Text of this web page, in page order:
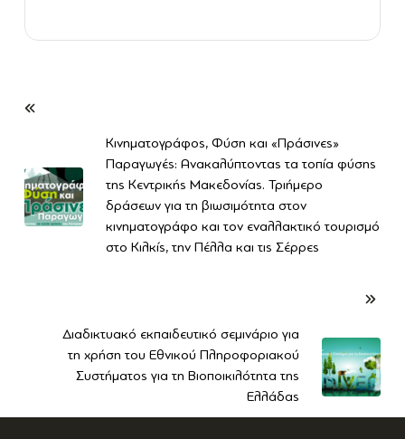
Κινηματογράφος, Φύση και «Πράσινες»
Παραγωγές: Ανακαλύπτοντας τα τοπία φύσης
της Κεντρικής Μακεδονίας. Τριήμερο
δράσεων για τη βιωσιμότητα στον
κινηματογράφο και τον εναλλακτικό τουρισμό
στο Κιλκίς, την Πέλλα και τις Σέρρες
Διαδικτυακό εκπαιδευτικό σεμινάριο για
τη χρήση του Εθνικού Πληροφοριακού
Συστήματος για τη Βιοποικιλότητα της
Ελλάδας